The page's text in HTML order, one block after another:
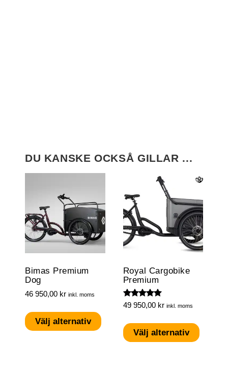
DU KANSKE OCKSÅ GILLAR ...
Bimas Premium
Dog
46 950,00 kr inkl. moms
Välj alternativ
här
produkten
Royal Cargobike
Premium
Betygsatt
49 950,00 kr inkl. moms
Välj alternativ
här